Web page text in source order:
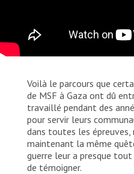
Voilà le parcours que
de MSF à Gaza ont dû
travaillé pendant des
pour servir leurs
dans toutes les
maintenant la même
guerre leur a presque
de témoigner.